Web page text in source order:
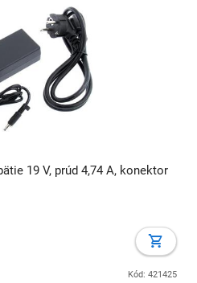
19 V, prúd 4,74 A, konektor
Kód: 421425